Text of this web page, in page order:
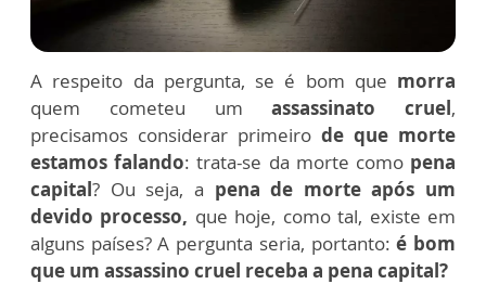
A respeito da pergunta, se é bom que morra
quem cometeu umassassinato cruel,
precisamos considerar primeiro de que morte
estamos falando: trata-se da morte como pena
capital? Ou seja, a pena de morte após um
devido processo, que hoje, como tal, existe em
alguns países? A pergunta seria, portanto: é bom
que um assassino cruel receba a pena capital?